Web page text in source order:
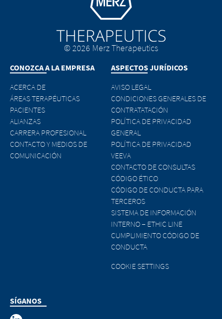
© 2026 Merz Therapeutics
CONOZCA A LA EMPRESA
ACERCA DE
ÁREAS TERAPÉUTICAS
PACIENTES
ALIANZAS
CARRERA PROFESIONAL
CONTACTO Y MEDIOS DE
COMUNICACIÓN
ASPECTOS JURÍDICOS
AVISO LEGAL
CONDICIONES GENERALES DE
CONTRATATACIÓN
POLÍTICA DE PRIVACIDAD
GENERAL
POLÍTICA DE PRIVACIDAD
VEEVA
CONTACTO DE CONSULTAS
CÓDIGO ÉTICO
CÓDIGO DE CONDUCTA PARA
TERCEROS
SISTEMA DE INFORMACIÓN
INTERNO – ETHIC LINE
CUMPLIMIENTO CÓDIGO DE
CONDUCTA
COOKIE SETTINGS
SÍGANOS